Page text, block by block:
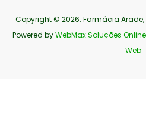
Copyright © 2026. Farmácia
Powered byWebMax Soluções Online
Web